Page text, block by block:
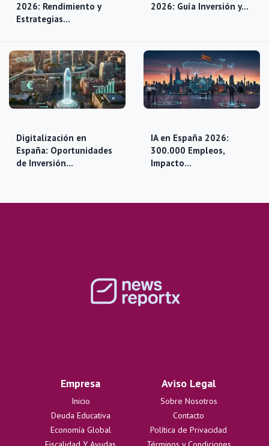
2026: Rendimiento y
Estrategias…
2026: Guía Inversión y…
Digitalización en
España: Oportunidades
de Inversión…
IA en España 2026:
300.000 Empleos,
Impacto…
Empresa
Inicio
Deuda Educativa
Economía Global
Aviso Legal
Sobre Nosotros
Contacto
Política de Privacidad